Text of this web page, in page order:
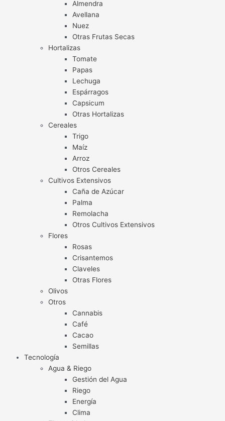
Almendra
Avellana
Nuez
Otras Frutas Secas
Hortalizas
Tomate
Papas
Lechuga
Espárragos
Capsicum
Otras Hortalizas
Cereales
Trigo
Maíz
Arroz
Otros Cereales
Cultivos Extensivos
Caña de Azúcar
Palma
Remolacha
Otros Cultivos Extensivos
Flores
Rosas
Crisantemos
Claveles
Otras Flores
Olivos
Otros
Cannabis
Café
Cacao
Semillas
Tecnología
Agua & Riego
Gestión del Agua
Riego
Energía
Clima